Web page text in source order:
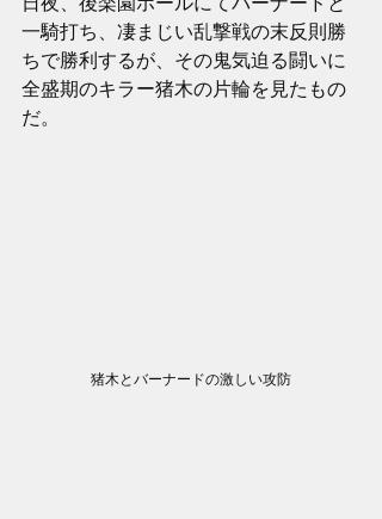
一騎打ち、凄まじい乱撃戦の末反則勝
ちで勝利するが、その鬼気迫る闘いに
全盛期のキラー猪木の片輪を見たもの
だ。
猪木とバーナードの激しい攻防